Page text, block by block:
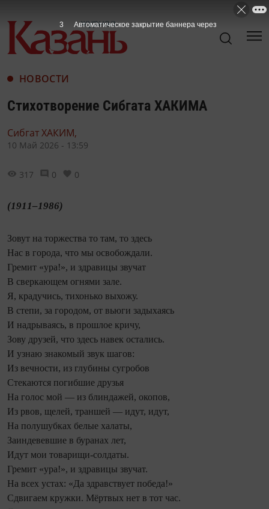
НОВОСТИ
Стихотворение Сибгата ХАКИМА
Сибгат ХАКИМ,
10 Май 2026 - 13:59
317 0 0
(1911–1986)
Зовут на торжества то там, то здесь
Нас в города, что мы освобождали.
Гремит «ура!», и здравицы звучат
В сверкающем огнями зале.
Я, крадучись, тихонько выхожу.
В степи, за городом, от вьюги задыхаясь
И надрываясь, в прошлое кричу,
Зову друзей, что здесь навек остались.
И узнаю знакомый звук шагов:
Из вечности, из глубины сугробов
Стекаются погибшие друзья
На голос мой — из блиндажей, окопов,
Из рвов, щелей, траншей — идут, идут,
На полушубках белые халаты,
Заиндевевшие в буранах лет,
Идут мои товарищи-солдаты.
Гремит «ура!», и здравицы звучат.
На всех устах: «Да здравствует победа!»
Сдвигаем кружки. Мёртвых нет в тот час.
1 Автоматическое закрытие баннера через